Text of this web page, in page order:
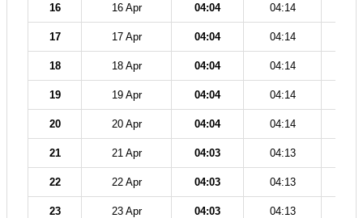
16 16 Apr 04:04 04:14
17 17 Apr 04:04 04:14
18 18 Apr 04:04 04:14
19 19 Apr 04:04 04:14
20 20 Apr 04:04 04:14
21 21 Apr 04:03 04:13
22 22 Apr 04:03 04:13
23 23 Apr 04:03 04:13